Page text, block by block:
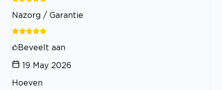
Nazorg / Garantie
Beveelt aan
19 May 2026
Hoeven